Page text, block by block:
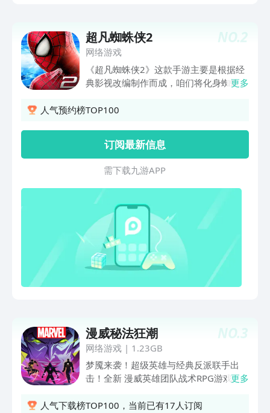
漫威宇宙角色！更便利的无障碍蜘蛛侠体
验支持一系列协助工具，追求更流畅的无
障碍漫威蜘蛛侠体验，让更多的玩家在能
力范围内享受游玩。
NO.2
超凡蜘蛛侠2
网络游戏
《超凡蜘蛛侠2》这款手游主要是根据经
典影视改编制作而成，咱们将化身蜘蛛侠
务就是要努力保护好这座城市，莫要被那
带劲，内容也是充满着各种刺激感，有意
向的伙伴可莫要错过！
更多
人气预约榜TOP100
订阅最新信息
需 下 载 九 游 A P P
NO.3
漫威秘法狂潮
网络游戏| 1.23GB
梦魇来袭！超级英雄与经典反派联手出
击！全新 漫威英雄团队战术RPG游戏
启！穿越梦魇侵蚀的扭曲漫威世界！集结
更多
人气下载榜TOP100，当前已有17人订阅